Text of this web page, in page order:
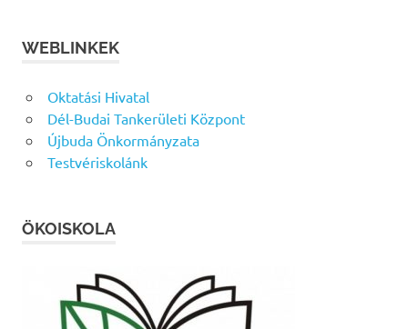
WEBLINKEK
Oktatási Hivatal
Dél-Budai Tankerületi Központ
Újbuda Önkormányzata
Testvériskolánk
ÖKOISKOLA